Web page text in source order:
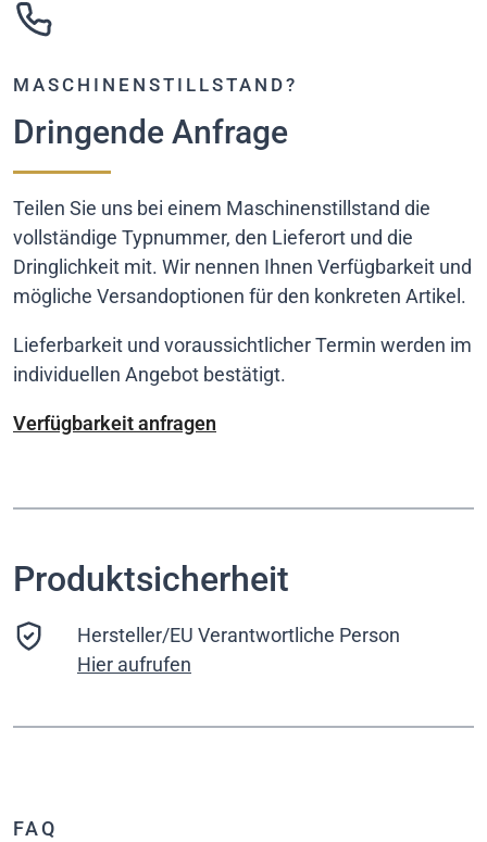
MASCHINENSTILLSTAND?
Dringende Anfrage
Teilen Sie uns bei einem Maschinenstillstand die
vollständige Typnummer, den Lieferort und die
Dringlichkeit mit. Wir nennen Ihnen Verfügbarkeit und
mögliche Versandoptionen für den konkreten Artikel.
Lieferbarkeit und voraussichtlicher Termin werden im
individuellen Angebot bestätigt.
Verfügbarkeit anfragen
Produktsicherheit
Hersteller/EU Verantwortliche Person
Hier aufrufen
FAQ